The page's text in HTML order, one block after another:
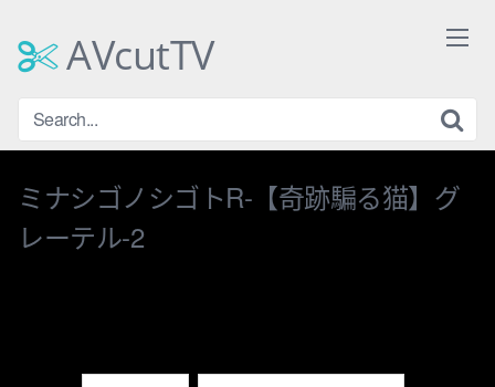
contentAVcutTV
ミナシゴノシゴトR-【奇跡騙る猫】グ
レーテル-2